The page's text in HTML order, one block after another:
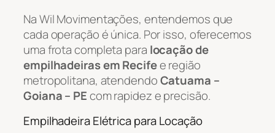
Na Wil Movimentações, entendemos que
cada operação é única. Por isso, oferecemos
uma frota completa para locação de
empilhadeiras em Recifee região
metropolitana, atendendoCatuama –
Goiana – PEcom rapidez e precisão.
Empilhadeira Elétrica para Locação